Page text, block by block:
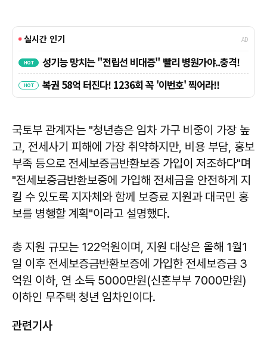
국토부 관계자는 "청년층은 임차 가구 비중이 가장 높
고, 전세사기 피해에 가장 취약하지만, 비용 부담, 홍보
부족 등으로 전세보증금반환보증 가입이 저조하다"며
"전세보증금반환보증에 가입해 전세금을 안전하게 지
킬 수 있도록 지자체와 함께 보증료 지원과 대국민 홍
보를 병행할 계획"이라고 설명했다.
총 지원 규모는 122억원이며, 지원 대상은 올해 1월1
일 이후 전세보증금반환보증에 가입한 전세보증금 3
억원 이하, 연 소득 5000만원(신혼부부 7000만원)
이하인 무주택 청년 임차인이다.
관련기사